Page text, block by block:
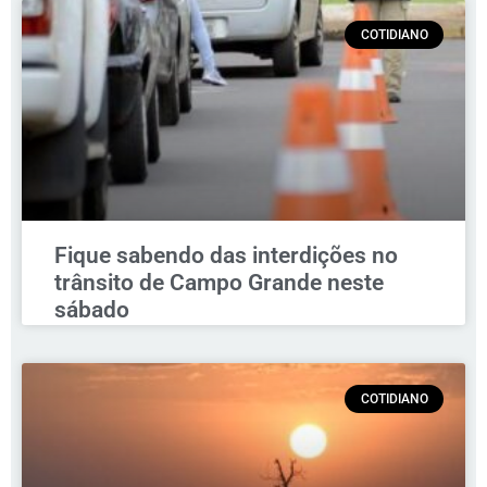
COTIDIANO
Fique sabendo das interdições no
trânsito de Campo Grande neste
sábado
COTIDIANO